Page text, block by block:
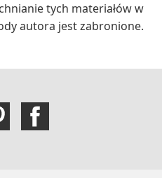
tych materiałów w
autora jest zabronione.